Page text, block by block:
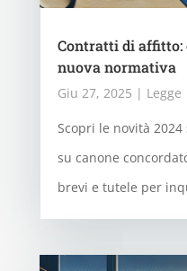
Contratti di affitto:
nuova normativa
Giu 27, 2025 | Legge
Scopri le novità
su canone
brevi e tutele per